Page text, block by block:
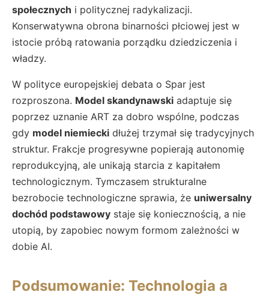
społecznych i politycznej radykalizacji.
Konserwatywna obrona binarności płciowej jest w
istocie próbą ratowania porządku dziedziczenia i
władzy.
W polityce europejskiej debata o Spar jest
rozproszona. Model skandynawski adaptuje się
poprzez uznanie ART za dobro wspólne, podczas
gdy model niemiecki dłużej trzymał się tradycyjnych
struktur. Frakcje progresywne popierają autonomię
reprodukcyjną, ale unikają starcia z kapitałem
technologicznym. Tymczasem strukturalne
bezrobocie technologiczne sprawia, że uniwersalny
dochód podstawowy staje się koniecznością, a nie
utopią, by zapobiec nowym formom zależności w
dobie AI.
Podsumowanie: Technologia a